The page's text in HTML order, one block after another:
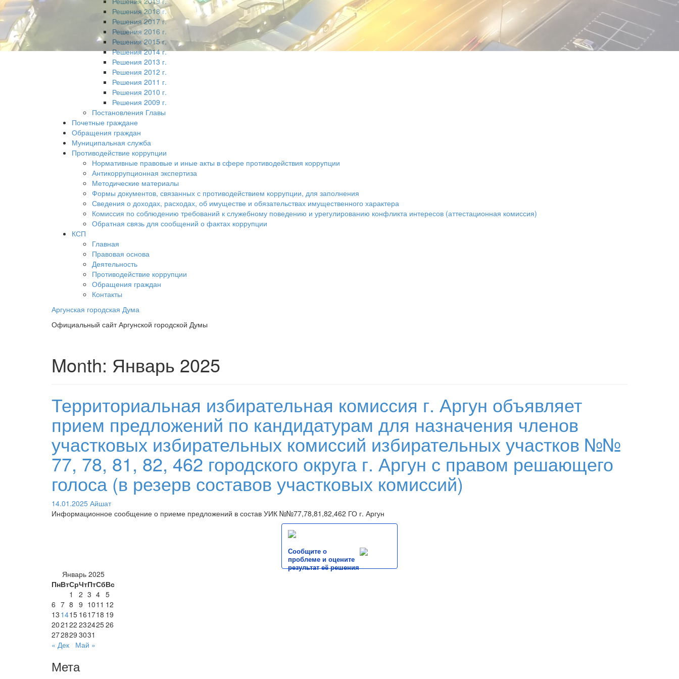
Решения 2018 г.
Решения 2017 г.
Решения 2016 г.
Решения 2015 г.
Решения 2014 г.
Решения 2013 г.
Решения 2012 г.
Решения 2011 г.
Решения 2010 г.
Решения 2009 г.
Постановления Главы
Почетные граждане
Обращения граждан
Муниципальная служба
Противодействие коррупции
Нормативные правовые и иные акты в сфере противодействия коррупции
Антикоррупционная экспертиза
Методические материалы
Формы документов, связанных с противодействием коррупции, для заполнения
Сведения о доходах, расходах, об имуществе и обязательствах имущественного характера
Комиссия по соблюдению требований к служебному поведению и урегулированию конфликта интересов (аттестационная комиссия)
Обратная связь для сообщений о фактах коррупции
КСП
Главная
Правовая основа
Деятельность
Противодействие коррупции
Обращения граждан
Контакты
Аргунская городская Дума
Официальный сайт Аргунской городской Думы
Month: Январь 2025
Территориальная избирательная комиссия г. Аргун объявляет
прием предложений по кандидатурам для назначения членов
участковых избирательных комиссий избирательных участков №№
77, 78, 81, 82, 462 городского округа г. Аргун с правом решающего
голоса (в резерв составов участковых комиссий)
14.01.2025 Айшат
Информационное сообщение о приеме предложений в состав УИК №№77,78,81,82,462 ГО г. Аргун
Сообщите о
проблеме и оцените
результат её решения
Январь 2025
ПнВтСрЧтПтСбВс
1
2 3 4 5
6 7 8 9 1011 12
13 1415 161718 19
2021 22 23242526
272829 3031
« Дек
Май »
Мета